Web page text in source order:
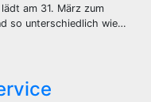
am 31. März zum
so unterschiedlich wie…